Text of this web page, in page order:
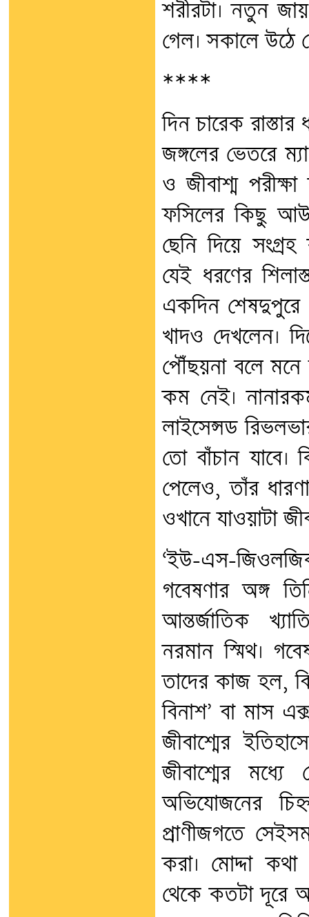
শরীরটা। নতুন
গেল। সকালে উঠে
****
দিন চারেক
জঙ্গলের ভেতরে
ও জীবাশ্ম
ফসিলের কিছু
ছেনি দিয়ে
যেই ধরণের
একদিন শেষদুপুরে
খাদও দেখলেন।
পৌঁছয়না বলে মনে
কম নেই।
লাইসেন্সড
তো বাঁচান যাবে।
পেলেও, তাঁর
ওখানে যাওয়াটা
‘ইউ-এস-
গবেষণার অঙ্গ
আন্তর্জাতিক
নরমান স্মিথ।
তাদের কাজ হল,
বিনাশ’ বা মাস
জীবাশ্মের
জীবাশ্মের
অভিযোজনের
প্রাণীজগতে
করা। মোদ্দা
থেকে কতটা দূরে